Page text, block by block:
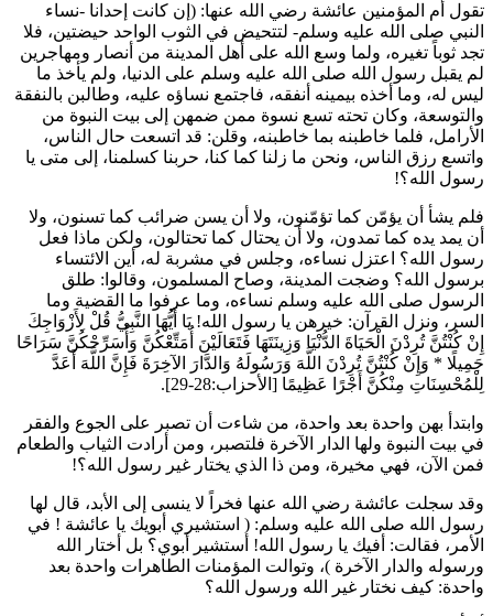
تقول أم المؤمنين عائشة رضي الله عنها: (إن كانت إحدانا -نساء
النبي صلى الله عليه وسلم- لتتحيض في الثوب الواحد حيضتين، فلا
تجد ثوباً تغيره، ولما وسع الله على أهل المدينة من أنصار ومهاجرين
لم يقبل رسول الله صلى الله عليه وسلم على الدنيا، ولم يأخذ ما
ليس له، وما أخذه بيمينه أنفقه، فاجتمع نساؤه عليه، وطالبن بالنفقة
والتوسعة، وكان تحته تسع نسوة ممن ضمهن إلى بيت النبوة من
الأرامل، فلما خاطبنه بما خاطبنه، وقلن: قد اتسعت حال الناس،
واتسع رزق الناس، ونحن ما زلنا كما كنا، حربنا كسلمنا، إلى متى يا
رسول الله؟!
فلم يشأ أن يؤمّن كما تؤمّنون، ولا أن يسن ضرائب كما تسنون، ولا
أن يمد يده كما تمدون، ولا أن يحتال كما تحتالون، ولكن ماذا فعل
رسول الله؟ اعتزل نساءه، وجلس في مشربة له، أين الائتساء
برسول الله؟ وضجت المدينة، وصاح المسلمون، وقالوا: طلق
الرسول صلى الله عليه وسلم نساءه، وما عرفوا ما القضية وما
السر، ونزل القرآن: خيرهن يا رسول الله!يَا أَيُّهَا النَّبِيُّ قُلْ لِأَزْوَاجِكَ
إِنْ كُنْتُنَّ تُرِدْنَ الْحَيَاةَ الدُّنْيَا وَزِينَتَهَا فَتَعَالَيْنَ أُمَتِّعْكُنَّ وَأُسَرِّحْكُنَّ سَرَاحًا
جَمِيلًا * وَإِنْ كُنْتُنَّ تُرِدْنَ اللَّهَ وَرَسُولَهُ وَالدَّارَ الآخِرَةَ فَإِنَّ اللَّهَ أَعَدَّ
لِلْمُحْسِنَاتِ مِنْكُنَّ أَجْرًا عَظِيمًا [الأحزاب:28-29].
وابتدأ بهن واحدة بعد واحدة، من شاءت أن تصبر على الجوع والفقر
في بيت النبوة ولها الدار الآخرة فلتصبر، ومن أرادت الثياب والطعام
فمن الآن، فهي مخيرة، ومن ذا الذي يختار غير رسول الله؟!
وقد سجلت عائشة رضي الله عنها فخراً لا ينسى إلى الأبد، قال لها
رسول الله صلى الله عليه وسلم: ( استشيري أبويك يا عائشة ! في
الأمر، فقالت: أفيك يا رسول الله! أستشير أبوي؟ بل أختار الله
ورسوله والدار الآخرة )، وتوالت المؤمنات الطاهرات واحدة بعد
واحدة: كيف نختار غير الله ورسول الله؟